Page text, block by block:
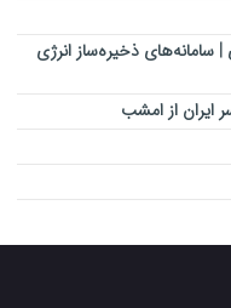
ذخیره‌ساز انرژی
ایران از امشب